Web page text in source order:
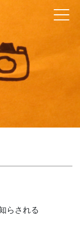
らされる